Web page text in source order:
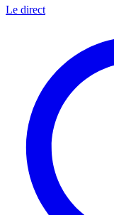
Le direct